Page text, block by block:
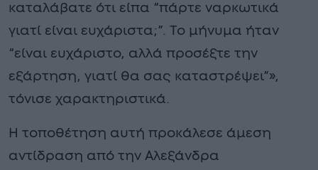
καταλάβατε ότι είπα “πάρτε ναρκωτικά
γιατί είναι ευχάριστα;”. Το μήνυμα ήταν
“είναι ευχάριστο, αλλά προσέξτε την
εξάρτηση, γιατί θα σας καταστρέψει”»,
τόνισε χαρακτηριστικά.
Η τοποθέτηση αυτή προκάλεσε άμεση
αντίδραση από την Αλεξάνδρα